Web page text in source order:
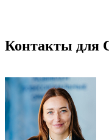
Контакты